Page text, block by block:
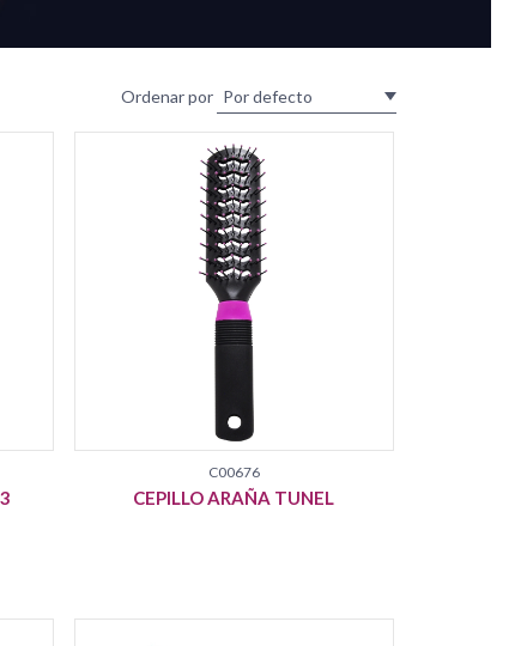
Ordenar por
C00676
CEPILLO ARAÑA TUNEL